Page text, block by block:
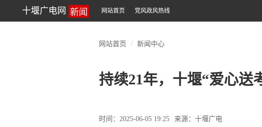
十堰广电网 新闻 网站首页 党风政风热线
网站首页 新闻中心
持续21年，十堰“爱心送
时间：2025-06-05 19:25 来源：十堰广电